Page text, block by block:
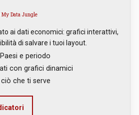
My Data Jungle
ai dati economici: grafici interattivi,
di salvare i tuoi layout.
e periodo
con grafici dinamici
che ti serve